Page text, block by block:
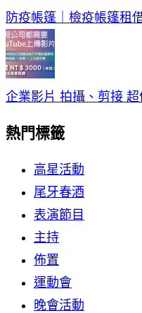
防疫帳篷｜檢疫帳篷租
企業影片 拍攝、剪接 超
熱門標籤
高星活動
尾牙春酒
表演節目
主持
佈置
運動會
晚會活動